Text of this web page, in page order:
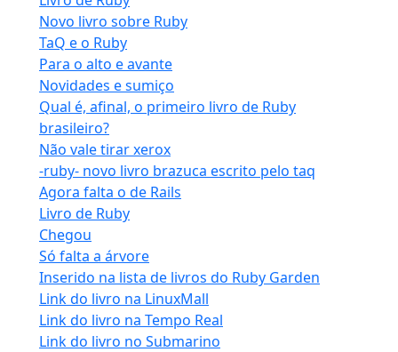
Novo livro sobre Ruby
TaQ e o Ruby
Para o alto e avante
Novidades e sumiço
Qual é, afinal, o primeiro livro de Ruby
brasileiro?
Não vale tirar xerox
-ruby- novo livro brazuca escrito pelo taq
Agora falta o de Rails
Livro de Ruby
Chegou
Só falta a árvore
Inserido na lista de livros do Ruby Garden
Link do livro na LinuxMall
Link do livro na Tempo Real
Link do livro no Submarino